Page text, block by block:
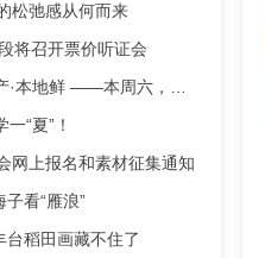
松弛感从何而来
将召开票价听证会
“夏”！
网上报名和素材征集通知
看“雁浪”
台稻田画藏不住了